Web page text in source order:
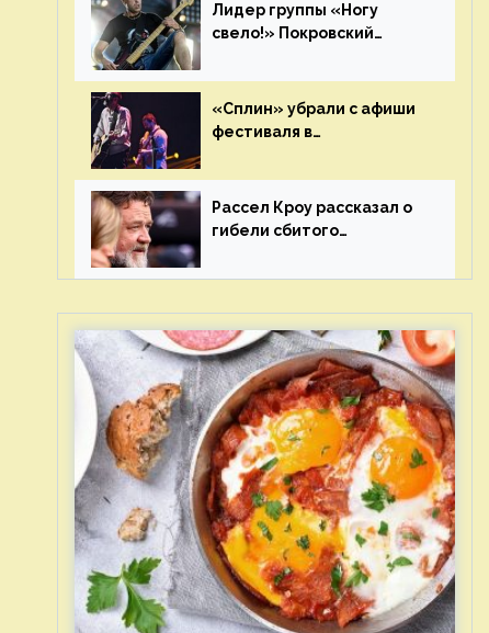
Лидер группы «Ногу
свело!» Покровский
иноагента
«Сплин» убрали с афиши
фестиваля в
жалобы «Союза отцов»
Рассел Кроу рассказал о
гибели сбитого